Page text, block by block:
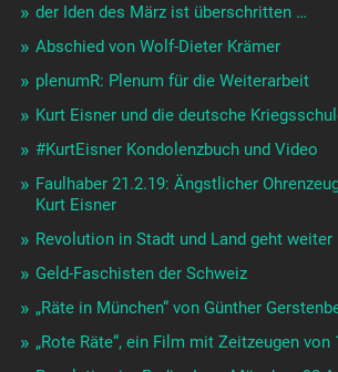
der Iden des März ist überschritten …
Abschied von Wolf-Dieter Krämer
plenumR: Plenum für die Weiterarbeit
Kurt Eisner und die deutsche
#KurtEisner Kondolenzbuch und Video
Faulhaber 21.2.19: Ängstlicher
Kurt Eisner
Revolution in Stadt und Land geht weiter
Geld-Faschisten der Schweiz
„Räte in München“ von Günther
„Rote Räte“, ein Film mit Zeitzeugen von